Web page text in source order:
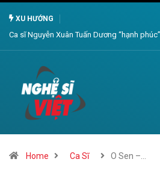
XU HƯỚNG
‘Chúc mừng năm mới’ – Bản hòa ca ấn
Home Ca Sĩ O Sen –…